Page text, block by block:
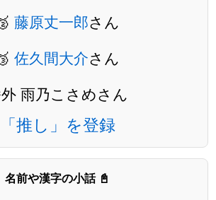
藤原丈一郎さん
佐久間大介さん
雨乃こさめさん
「推し」を登録
名前や漢字の小話 📓